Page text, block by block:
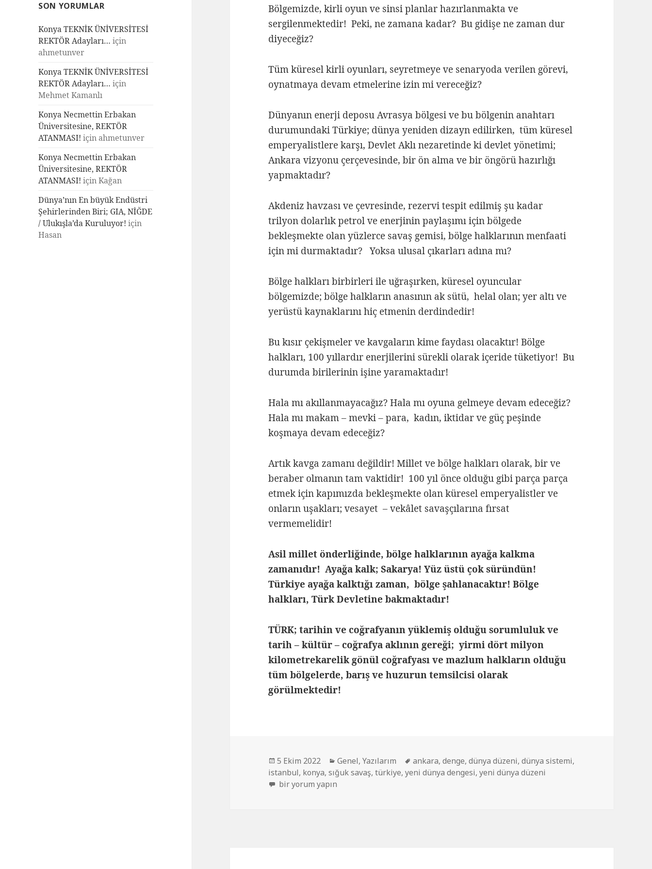
SON YORUMLAR
Konya TEKNİK ÜNİVERSİTESİ
REKTÖR Adayları… için
ahmetunver
Konya TEKNİK ÜNİVERSİTESİ
REKTÖR Adayları… için
Mehmet Kamanlı
Konya Necmettin Erbakan
Üniversitesine, REKTÖR
ATANMASI! için ahmetunver
Konya Necmettin Erbakan
Üniversitesine, REKTÖR
ATANMASI! içinKağan
Dünya’nın En büyük Endüstri
Şehirlerinden Biri; GIA, NİĞDE
/ Ulukışla’da Kuruluyor! için
Hasan
Bölgemizde, kirli oyun ve sinsi planlar hazırlanmakta ve
sergilenmektedir! Peki, ne zamana kadar? Bu gidişe ne zaman dur
diyeceğiz?
Tüm küresel kirli oyunları, seyretmeye ve senaryoda verilen görevi,
oynatmaya devam etmelerine izin mi vereceğiz?
Dünyanın enerji deposu Avrasya bölgesi ve bu bölgenin anahtarı
durumundaki Türkiye; dünya yeniden dizayn edilirken, tüm küresel
emperyalistlere karşı, Devlet Aklı nezaretinde ki devlet yönetimi;
Ankara vizyonu çerçevesinde, bir ön alma ve bir öngörü hazırlığı
yapmaktadır?
Akdeniz havzası ve çevresinde, rezervi tespit edilmiş şu kadar
trilyon dolarlık petrol ve enerjinin paylaşımı için bölgede
bekleşmekte olan yüzlerce savaş gemisi, bölge halklarının menfaati
için mi durmaktadır? Yoksa ulusal çıkarları adına mı?
Bölge halkları birbirleri ile uğraşırken, küresel oyuncular
bölgemizde; bölge halkların anasının ak sütü, helal olan; yer altı ve
yerüstü kaynaklarını hiç etmenin derdindedir!
Bu kısır çekişmeler ve kavgaların kime faydası olacaktır! Bölge
halkları, 100 yıllardır enerjilerini sürekli olarak içeride tüketiyor! Bu
durumda birilerinin işine yaramaktadır!
Hala mı akıllanmayacağız? Hala mı oyuna gelmeye devam edeceğiz?
Hala mı makam – mevki – para, kadın, iktidar ve güç peşinde
koşmaya devam edeceğiz?
Artık kavga zamanı değildir! Millet ve bölge halkları olarak, bir ve
beraber olmanın tam vaktidir! 100 yıl önce olduğu gibi parça parça
etmek için kapımızda bekleşmekte olan küresel emperyalistler ve
onların uşakları; vesayet – vekâlet savaşçılarına fırsat
vermemelidir!
Asil millet önderliğinde, bölge halklarının ayağa kalkma
zamanıdır! Ayağa kalk; Sakarya! Yüz üstü çok süründün!
Türkiye ayağa kalktığı zaman, bölge şahlanacaktır! Bölge
halkları, Türk Devletine bakmaktadır!
TÜRK; tarihin ve coğrafyanın yüklemiş olduğu sorumluluk ve
tarih – kültür – coğrafya aklının gereği; yirmi dört milyon
kilometrekarelik gönül coğrafyası ve mazlum halkların olduğu
tüm bölgelerde, barış ve huzurun temsilcisi olarak
görülmektedir!
5 Ekim 2022 Genel,Yazılarım ankara,denge,dünya düzeni,dünya sistemi,
istanbul, konya,sığuk savaş,türkiye,yeni dünya dengesi,yeni dünya düzeni
bir yorum yapın